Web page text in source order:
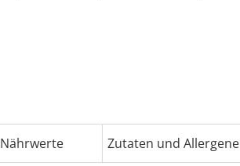
Nährwerte Zutaten und Allergene